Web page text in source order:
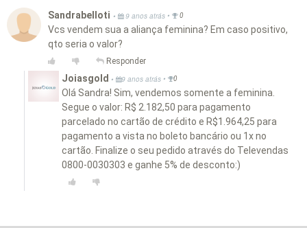
Sandrabelloti • 9 anos atrás • 0
Vcs vendem sua a aliança feminina? Em caso positivo,
qto seria o valor?
Responder
Joiasgold • 9 anos atrás • 0
Olá Sandra! Sim, vendemos somente a feminina.
Segue o valor: R$ 2.182,50 para pagamento
parcelado no cartão de crédito e R$1.964,25 para
pagamento a vista no boleto bancário ou 1x no
cartão. Finalize o seu pedido através do Televendas
0800-0030303 e ganhe 5% de desconto:)